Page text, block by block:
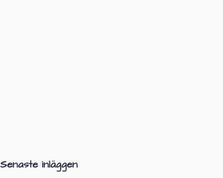
Senaste inläggen